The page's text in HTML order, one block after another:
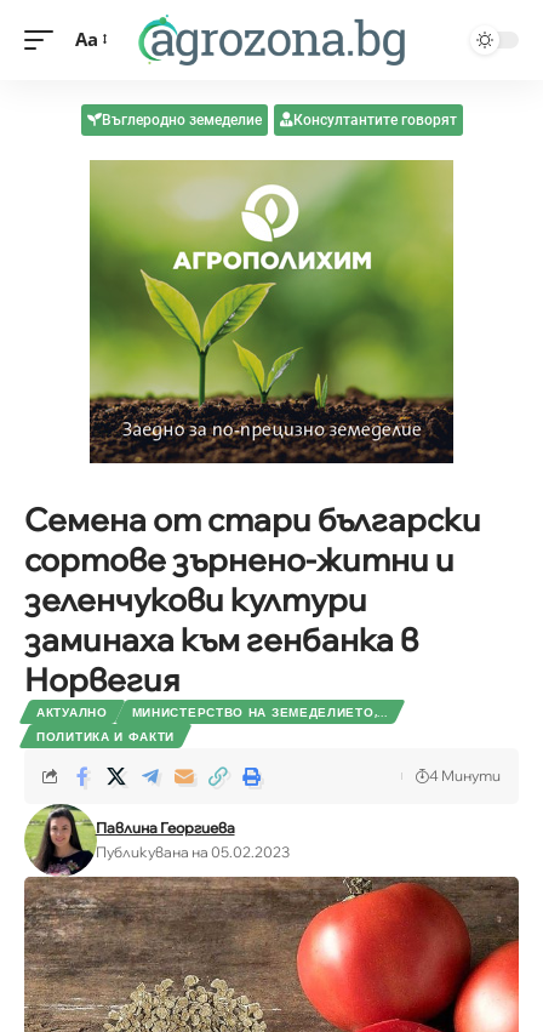
Aa
Въглеродно земеделие Консултантите говорят
Семена от стари български
сортове зърнено-житни и
зеленчукови култури
заминаха към генбанка в
Норвегия
АКТУАЛНО
МИНИСТЕРСТВО НА ЗЕМЕДЕЛИЕТО,...
ПОЛИТИКА И ФАКТИ
Павлина Георгиева
Публикувана на 05.02.2023
4 Минути